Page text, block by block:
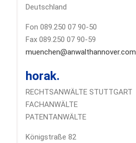
Deutschland
Fon 089.250 07 90-50
Fax 089.250 07 90-59
muenchen@anwalthannover.com
horak.
RECHTSANWÄLTE STUTTGART
FACHANWÄLTE
PATENTANWÄLTE
Königstraße 82